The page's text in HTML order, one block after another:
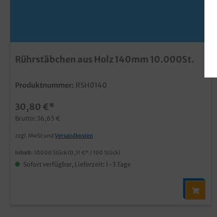
Rührstäbchen aus Holz 140mm 10.000St.
Produktnummer: RSH0140
30,80 €*
Brutto: 36,65 €
zzgl. MwSt und Versandkosten
Inhalt: 10000 Stück (0,31 €* / 100 Stück)
Sofort verfügbar, Lieferzeit: 1-3 Tage